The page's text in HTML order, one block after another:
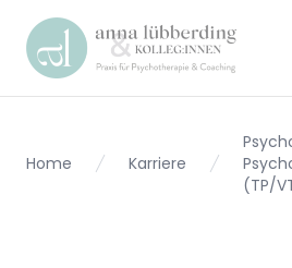
Praxis Lübberding
Home Karriere
(TP/